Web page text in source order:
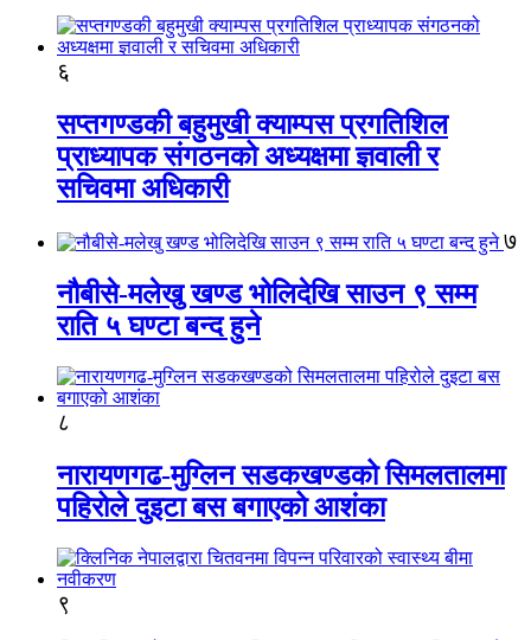
६
सप्तगण्डकी बहुमुखी क्याम्पस प्रगतिशिल
प्राध्यापक संगठनको अध्यक्षमा ज्ञवाली र
सचिवमा अधिकारी
७
नौबीसे-मलेखु खण्ड भोलिदेखि साउन ९ सम्म
राति ५ घण्टा बन्द हुने
८
नारायणगढ-मुग्लिन सडकखण्डको सिमलतालमा
पहिरोले दुइटा बस बगाएको आशंका
९